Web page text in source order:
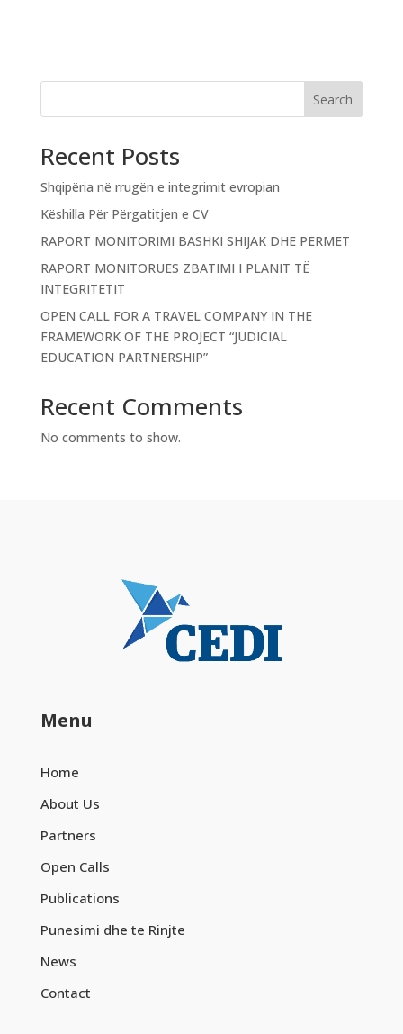
Search
Recent Posts
Shqipëria në rrugën e integrimit evropian
Këshilla Për Përgatitjen e CV
RAPORT MONITORIMI BASHKI SHIJAK DHE PERMET
RAPORT MONITORUES ZBATIMI I PLANIT TË
INTEGRITETIT
OPEN CALL FOR A TRAVEL COMPANY IN THE
FRAMEWORK OF THE PROJECT “JUDICIAL
EDUCATION PARTNERSHIP”
Recent Comments
No comments to show.
Menu
Home
About Us
Partners
Open Calls
Publications
Punesimi dhe te Rinjte
News
Contact